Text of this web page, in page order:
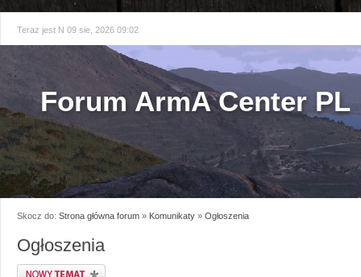
Teraz jest N 09 sie, 2026 09:02
Forum ArmA Center PL
Skocz do: Strona główna forum » Komunikaty » Ogłoszenia
Ogłoszenia
Napisz wątek